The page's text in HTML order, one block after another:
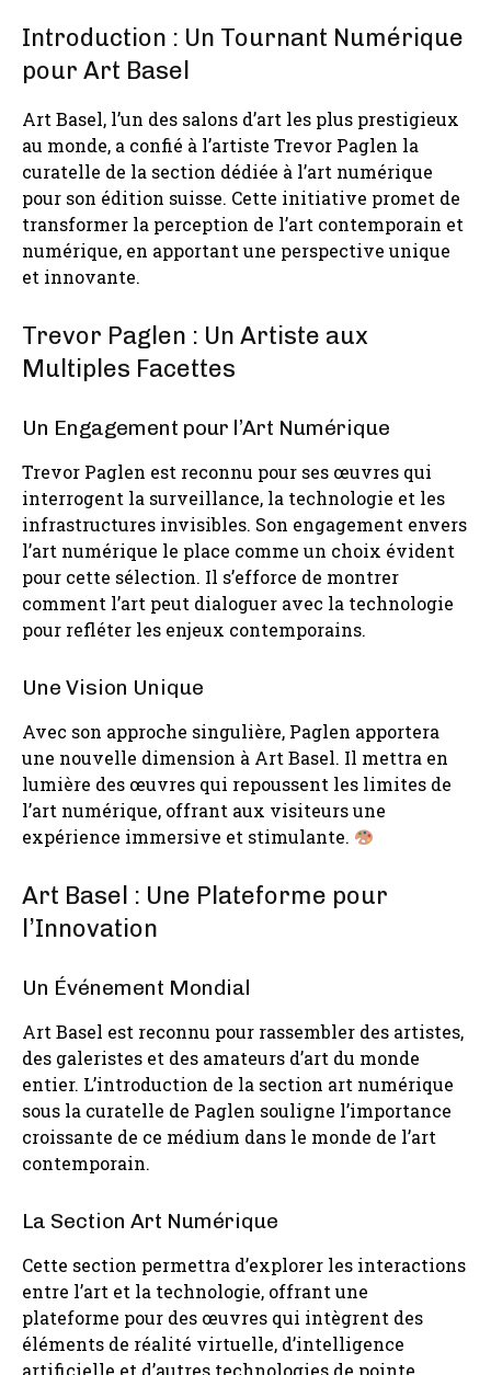
Introduction : Un Tournant Numérique
pour Art Basel
Art Basel, l’un des salons d’art les plus prestigieux
au monde, a confié à l’artiste Trevor Paglen la
curatelle de la section dédiée à l’art numérique
pour son édition suisse. Cette initiative promet de
transformer la perception de l’art contemporain et
numérique, en apportant une perspective unique
et innovante.
Trevor Paglen : Un Artiste aux
Multiples Facettes
Un Engagement pour l’Art Numérique
Trevor Paglen est reconnu pour ses œuvres qui
interrogent la surveillance, la technologie et les
infrastructures invisibles. Son engagement envers
l’art numérique le place comme un choix évident
pour cette sélection. Il s’efforce de montrer
comment l’art peut dialoguer avec la technologie
pour refléter les enjeux contemporains.
Une Vision Unique
Avec son approche singulière, Paglen apportera
une nouvelle dimension à Art Basel. Il mettra en
lumière des œuvres qui repoussent les limites de
l’art numérique, offrant aux visiteurs une
expérience immersive et stimulante.
Art Basel : Une Plateforme pour
l’Innovation
Un Événement Mondial
Art Basel est reconnu pour rassembler des artistes,
des galeristes et des amateurs d’art du monde
entier. L’introduction de la section art numérique
sous la curatelle de Paglen souligne l’importance
croissante de ce médium dans le monde de l’art
contemporain.
La Section Art Numérique
Cette section permettra d’explorer les interactions
entre l’art et la technologie, offrant une
plateforme pour des œuvres qui intègrent des
éléments de réalité virtuelle, d’intelligence